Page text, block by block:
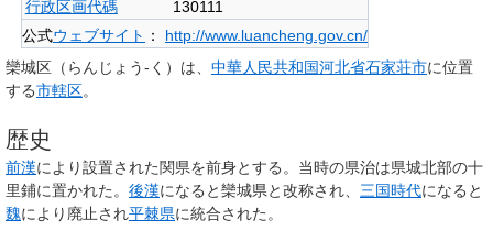
行政区画代碼
130111
公式ウェブサイト ：
http://www.luancheng.gov.cn/
欒城区 （らんじょう-く）は、 中華人民共和国河北省石家荘市に位置
する市轄区。
歴史
前漢により設置された関県を前身とする。当時の県治は県城北部の十
里鋪に置かれた。 後漢になると欒城県と改称され、 三国時代になると
魏により廃止され平棘県に統合された。